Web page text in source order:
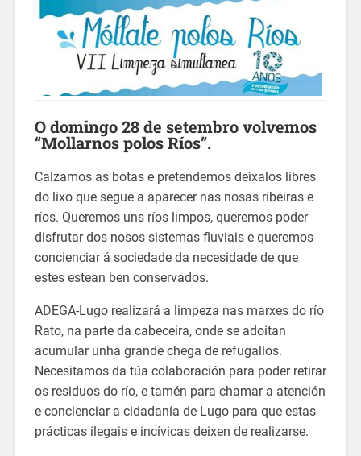
O domingo 28 de setembro volvemos
“Mollarnos polos Ríos”.
Calzamos as botas e pretendemos deixalos libres
do lixo que segue a aparecer nas nosas ribeiras e
ríos. Queremos uns ríos limpos, queremos poder
disfrutar dos nosos sistemas fluviais e queremos
concienciar á sociedade da necesidade de que
estes estean ben conservados.
ADEGA-Lugo realizará a limpeza nas marxes do río
Rato, na parte da cabeceira, onde se adoitan
acumular unha grande chega de refugallos.
Necesitamos da túa colaboración para poder retirar
os residuos do río, e tamén para chamar a atención
e concienciar a cidadanía de Lugo para que estas
prácticas ilegais e incívicas deixen de realizarse.